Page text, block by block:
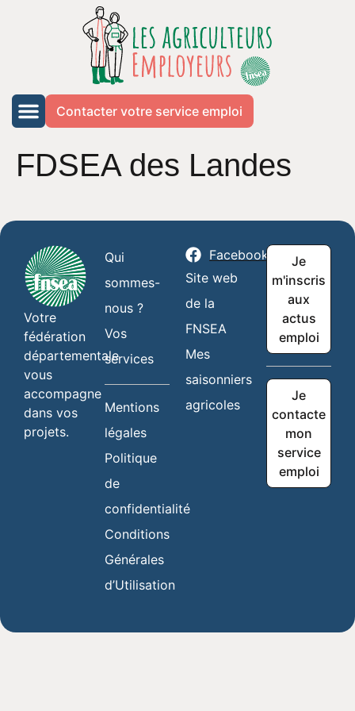
Contacter votre service emploi
FDSEA des Landes
Votre
fédération
départementale
vous
accompagne
dans vos
projets.
Qui
sommes-
nous ?
Vos
services
Mentions
légales
Politique
de
confidentialité
Conditions
Générales
d’Utilisation
Facebook
Site web
de la
FNSEA
Mes
saisonniers
agricoles
Je
m'inscris
aux
actus
emploi
Je
contacte
mon
service
emploi